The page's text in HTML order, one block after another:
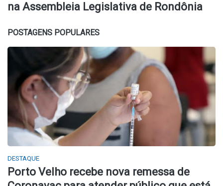
na Assembleia Legislativa de Rondônia
POSTAGENS POPULARES
DESTAQUE
Porto Velho recebe nova remessa de